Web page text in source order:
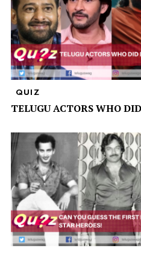
QUIZ
TELUGU ACTORS WHO